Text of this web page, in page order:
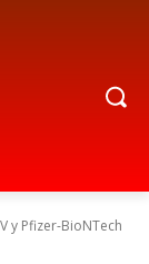
y Pfizer-BioNTech